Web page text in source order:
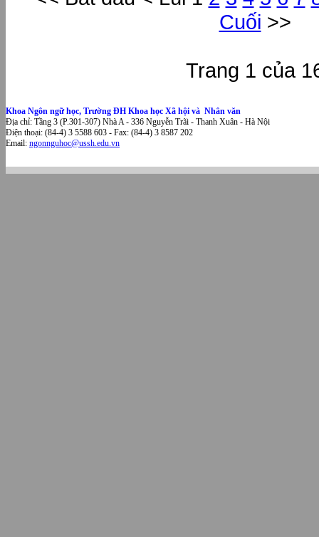
Cuối >>
Trang 1 của
Khoa Ngôn ngữ học, Trường ĐH Khoa học Xã hội và Nhân văn
Địa chỉ: Tầng 3 (P.301-307) Nhà A - 336 Nguyễn Trãi - Thanh Xuân - Hà Nội
Điện thoại: (84-4) 3 5588 603 - Fax: (84-4) 3 8587 202
Email: ngonnguhoc@ussh.edu.vn